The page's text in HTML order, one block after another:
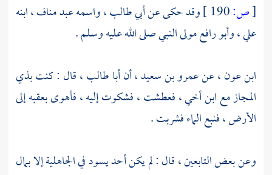
[ص: وقد حكى عنأبي طالب ، واسمه عبد مناف ،ابنه
علي ،وأبو رافع مولىالنبي صلى الله عليه وسلم .
ابن عون ،عنعمرو بن سعيد ،أنأبا طالب ،قال : كنتبذي
المجازمع ابن أخي ، فعطشت ، فشكوت إليه ، فأهوى بعقبه إلى
الأرض ، فنبع الماء فشربت .
وعن بعض التابعين ، قال : لم يكن أحد يسود في الجاهلية إلا بمال